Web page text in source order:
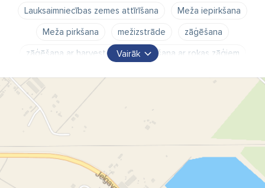
Lauksaimniecības zemes attīrīšana
Meža iepirkšana
Meža pirkšana
mežizstrāde
zāģēšana
zāģēšana ar harvesteru
zāģēšana ar rokas zāģiem
forvardera pakalpojumi
zaru pievešana
treilera pakalpojumi
kokvedēja pakalpojumi
transporta pakalpojumi
kokmateriālu sagatavošana
harvestera pakalpojumi
meža attīrīšana
Vairāk